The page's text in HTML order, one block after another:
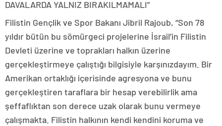
DAVALARDA YALNIZ BIRAKILMAMALI”
Filistin Gençlik ve Spor Bakanı Jibril Rajoub, “Son 78
yıldır bütün bu sömürgeci projelerine İsrail’in Filistin
Devleti üzerine ve toprakları halkın üzerine
gerçekleştirmeye çalıştığı bilgisiyle karşınızdayım. Bir
Amerikan ortaklığı içerisinde agresyona ve bunu
gerçekleştiren taraflara bir hesap verebilirlik ama
şeffaflıktan son derece uzak olarak bunu vermeye
çalışmakta. Filistin halkının kendi kendini koruma ve